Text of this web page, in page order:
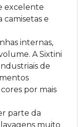
excelente
e
internas,
A Sixtini
de
por mais
parte da
muito